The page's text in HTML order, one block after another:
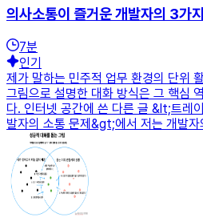
의사소통이 즐거운 개발자의 3가
7분
인기
제가 말하는 민주적 업무 환경의 단위
그림으로 설명한 대화 방식은 그 핵심
다. 인터넷 공간에 쓴 다른 글 &lt;트레
발자의 소통 문제&gt;에서 저는 개발자